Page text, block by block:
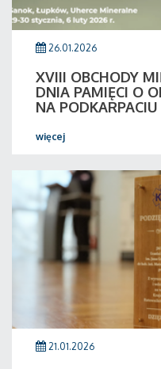
26.01.2026
XVIII OBCHODY
DNIA PAMIĘCI O
NA PODKARPACIU
więcej
21.01.2026